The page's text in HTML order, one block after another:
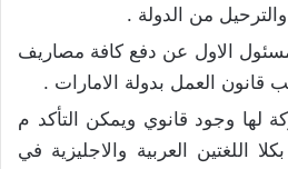
من الدولة .
الاول عن دفع كافة مصاريف
العمل بدولة الامارات .
لها وجود قانوي ويمكن التأكد م
اللغتين العربية والاجليزية في